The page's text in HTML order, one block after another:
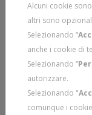
Alcuni cookie
altri sono
Selezionando “
anche i cookie di
Selezionando “
autorizzare.
Selezionando "
comunque i